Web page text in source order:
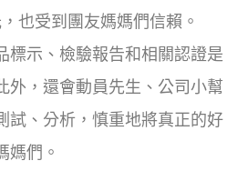
也受到團友媽媽們信賴。
標示、檢驗報告和相關認證是
外，還會動員先生、公司小幫
試、分析，慎重地將真正的好
媽們。